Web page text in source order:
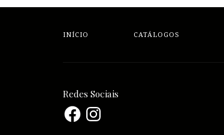
INÍCIO CATÁLOGOS
Redes Sociais
FacebookInstagram